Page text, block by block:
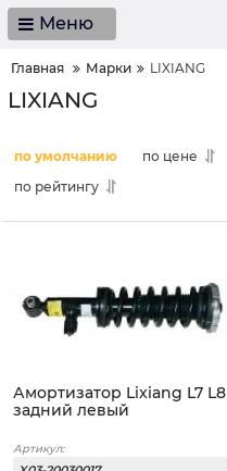
Меню
Главная Марки LIXIANG
LIXIANG
по умолчанию по цене
по рейтингу
Амортизатор Lixiang L7 L8
задний левый
Артикул: